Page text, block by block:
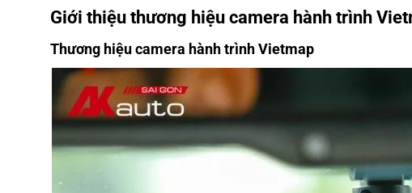
Giới thiệu thương hiệu camera hành trình
Thương hiệu camera hành trình Vietmap